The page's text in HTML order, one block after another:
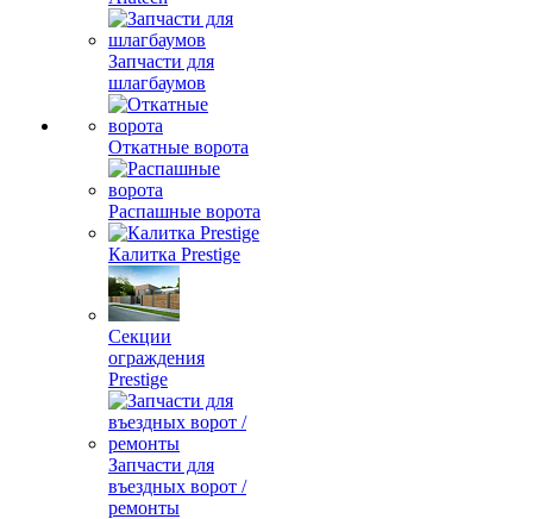
Запчасти для
шлагбаумов
Откатные ворота
Распашные ворота
Калитка Prestige
Секции
ограждения
Prestige
Запчасти для
въездных ворот /
ремонты